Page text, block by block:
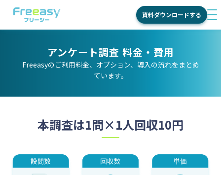
国内調査
る理由
流れ
活用目的別
導入事例
資料ダウンロードする
アンケート調査 料金・費用
Freeasyのご利用料金、オプション、導入の流れをまとめ
ています。
本調査は1問×1人回収10円